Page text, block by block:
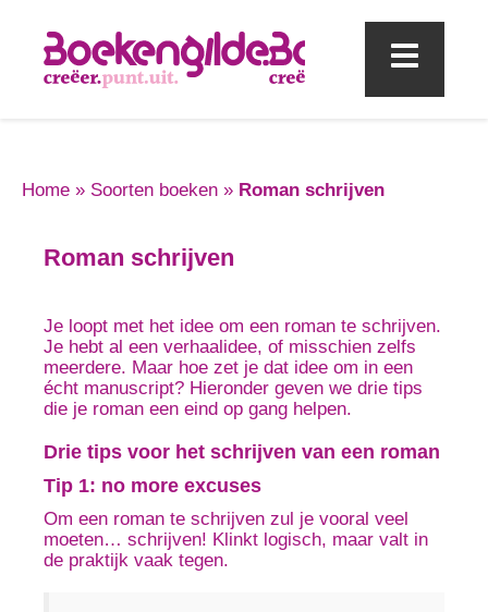
Home » Soorten boeken » Roman schrijven
Roman schrijven
Je loopt met het idee om een roman te schrijven.
Je hebt al een verhaalidee, of misschien zelfs
meerdere. Maar hoe zet je dat idee om in een
écht manuscript? Hieronder geven we drie tips
die je roman een eind op gang helpen.
Drie tips voor het schrijven van een roman
Tip 1: no more excuses
Om een roman te schrijven zul je vooral veel
moeten… schrijven! Klinkt logisch, maar valt in
de praktijk vaak tegen.